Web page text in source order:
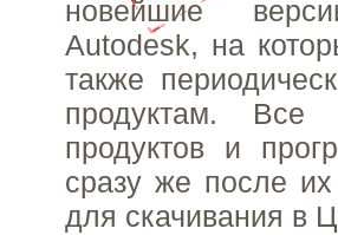
новейшие
Autodesk, на
также
продуктам. Все
продуктов и
сразу же после
для скачивания в